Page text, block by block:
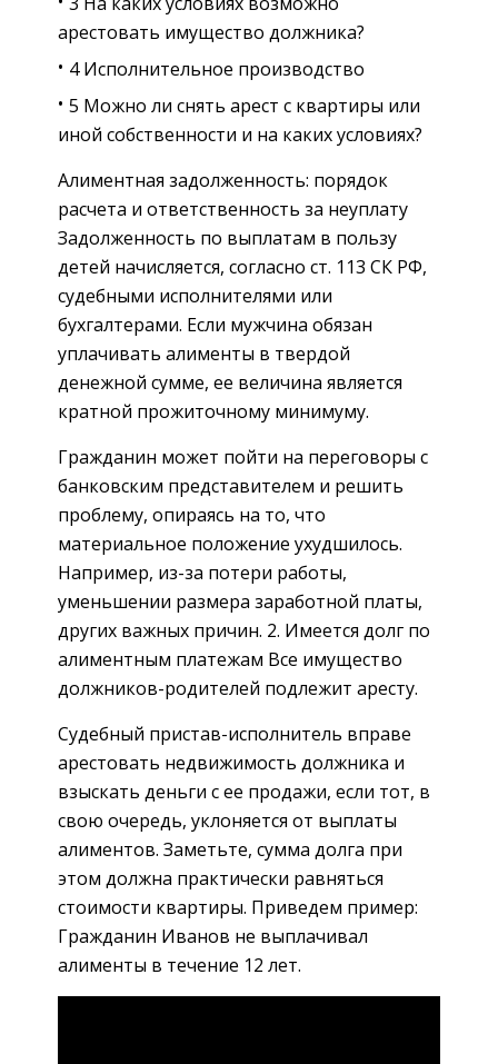
арестовать имущество должника?
4 Исполнительное производство
5 Можно ли снять арест с квартиры или
иной собственности и на каких условиях?
Алиментная задолженность: порядок
расчета и ответственность за неуплату
Задолженность по выплатам в пользу
детей начисляется, согласно ст. 113 СК РФ,
судебными исполнителями или
бухгалтерами. Если мужчина обязан
уплачивать алименты в твердой
денежной сумме, ее величина является
кратной прожиточному минимуму.
Гражданин может пойти на переговоры с
банковским представителем и решить
проблему, опираясь на то, что
материальное положение ухудшилось.
Например, из-за потери работы,
уменьшении размера заработной платы,
других важных причин. 2. Имеется долг по
алиментным платежам Все имущество
должников-родителей подлежит аресту.
Судебный пристав-исполнитель вправе
арестовать недвижимость должника и
взыскать деньги с ее продажи, если тот, в
свою очередь, уклоняется от выплаты
алиментов. Заметьте, сумма долга при
этом должна практически равняться
стоимости квартиры. Приведем пример:
Гражданин Иванов не выплачивал
алименты в течение 12 лет.